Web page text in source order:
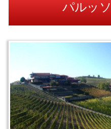
パルッソ